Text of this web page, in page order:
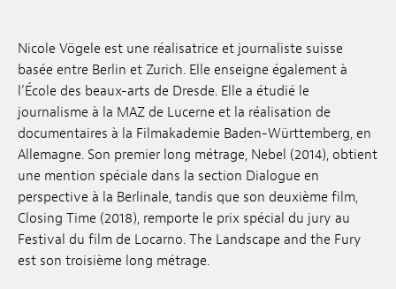
Soumissions
Archives
Publications
Nicole Vögele est une réalisatrice et journaliste suisse
basée entre Berlin et Zurich. Elle enseigne également à
l’École des beaux-arts de Dresde. Elle a étudié le
journalisme à la MAZ de Lucerne et la réalisation de
documentaires à la Filmakademie Baden-Württemberg, en
Allemagne. Son premier long métrage, Nebel (2014), obtient
une mention spéciale dans la section Dialogue en
perspective à la Berlinale, tandis que son deuxième film,
Closing Time (2018), remporte le prix spécial du jury au
Festival du film de Locarno. The Landscape and the Fury
est son troisième long métrage.